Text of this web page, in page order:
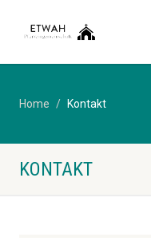
Home Kontakt
KONTAKT